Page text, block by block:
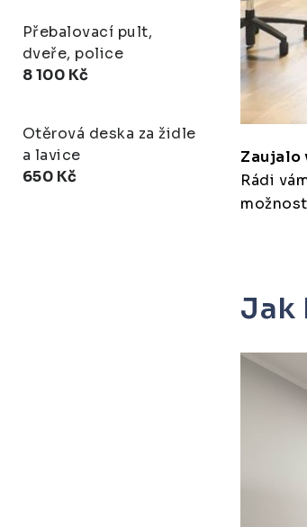
Přebalovací pult,
dveře, police
8 100 Kč
Otěrová deska za židle
a lavice
650 Kč
Zaujalo
Rádi
Jak